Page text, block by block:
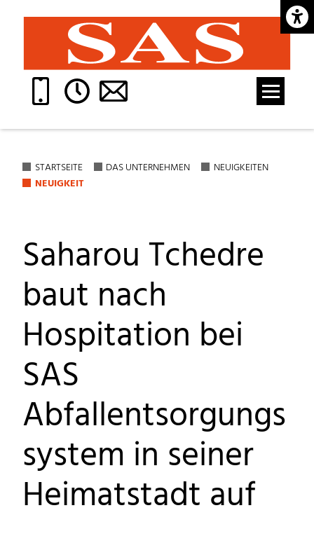
STARTSEITE DAS UNTERNEHMEN
NEUIGKEITEN
NEUIGKEIT
Saharou Tchedre
baut nach
Hospitation bei
SAS
Abfallentsorgungs
system in seiner
Heimatstadt auf